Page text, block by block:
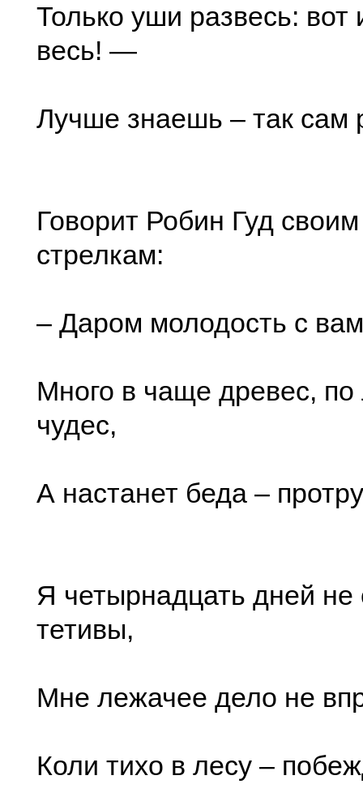
Только уши развесь: вот
весь! —
Лучше знаешь – так сам
Говорит Робин Гуд
стрелкам:
– Даром молодость с
Много в чаще древес,
чудес,
А настанет беда –
Я четырнадцать дней не
тетивы,
Мне лежачее дело не
Коли тихо в лесу –